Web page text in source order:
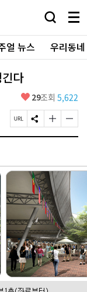
검
창
열
기
메
뉴
전
체
보
얼 뉴스 우리동
다
좋
요
29조회 5,622
페
이
R
L
사
S
N
유
하
기
글
자
크
게
변
경
하
기
글
자
작
게
변
경
하
기